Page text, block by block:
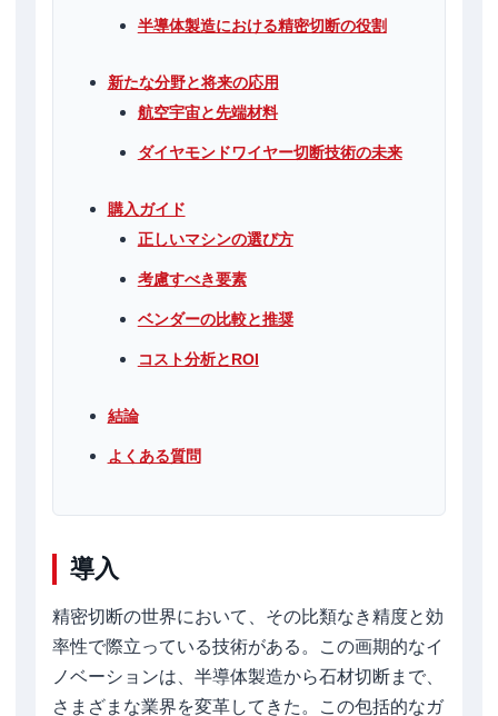
半導体製造における精密切断の役割
新たな分野と将来の応用
航空宇宙と先端材料
ダイヤモンドワイヤー切断技術の未来
購入ガイド
正しいマシンの選び方
考慮すべき要素
ベンダーの比較と推奨
コスト分析とROI
結論
よくある質問
導入
精密切断の世界において、その比類なき精度と効
率性で際立っている技術がある。この画期的なイ
ノベーションは、半導体製造から石材切断まで、
さまざまな業界を変革してきた。この包括的なガ